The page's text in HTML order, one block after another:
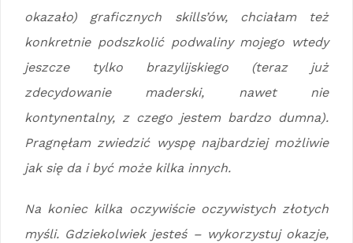
okazało) graficznych skills’ów, chciałam też
konkretnie podszkolić podwaliny mojego wtedy
jeszcze tylko brazylijskiego (teraz już
zdecydowanie maderski, nawet nie
kontynentalny, z czego jestem bardzo dumna).
Pragnęłam zwiedzić wyspę najbardziej możliwie
jak się da i być może kilka innych.
Na koniec kilka oczywiście oczywistych złotych
myśli. Gdziekolwiek jesteś – wykorzystuj okazje,